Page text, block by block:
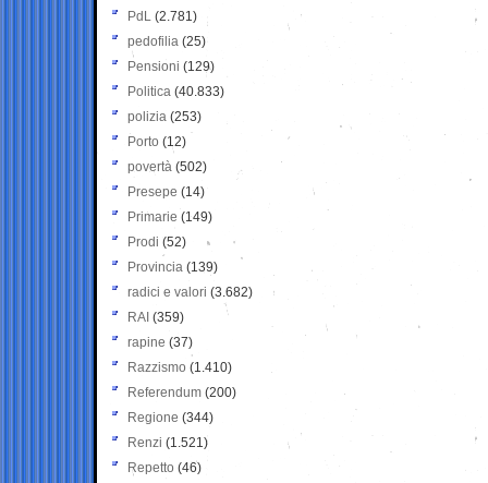
PdL (2.781)
pedofilia (25)
Pensioni (129)
Politica (40.833)
polizia (253)
Porto (12)
povertà (502)
Presepe (14)
Primarie (149)
Prodi (52)
Provincia (139)
radici e valori (3.682)
RAI (359)
rapine (37)
Razzismo (1.410)
Referendum (200)
Regione (344)
Renzi (1.521)
Repetto (46)